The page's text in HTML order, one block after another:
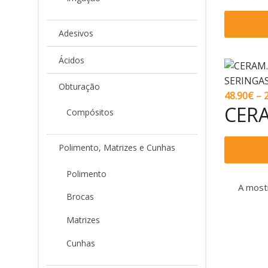
48.90€ –
A
Adesivos
Ácidos
Obturação
Compósitos
Polimento, Matrizes e Cunhas
Polimento
Brocas
Matrizes
Cunhas